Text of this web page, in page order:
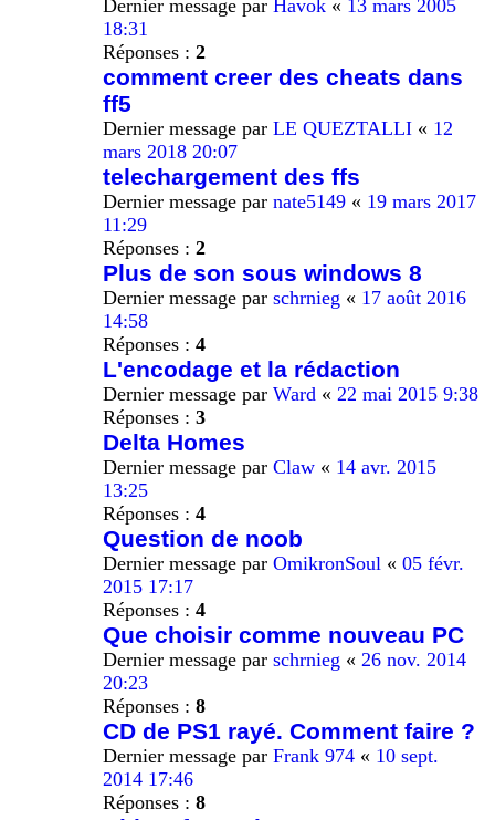
Dernier message par Havok « 13 mars 2005
18:31
Réponses : 2
comment creer des cheats dans
ff5
Dernier message par LE QUEZTALLI « 12
mars 2018 20:07
telechargement des ffs
Dernier message par nate5149 « 19 mars 2017
11:29
Réponses : 2
Plus de son sous windows 8
Dernier message par schrnieg « 17 août 2016
14:58
Réponses : 4
L'encodage et la rédaction
Dernier message par Ward « 22 mai 2015 9:38
Réponses : 3
Delta Homes
Dernier message par Claw « 14 avr. 2015
13:25
Réponses : 4
Question de noob
Dernier message par OmikronSoul « 05 févr.
2015 17:17
Réponses : 4
Que choisir comme nouveau PC
Dernier message par schrnieg « 26 nov. 2014
20:23
Réponses : 8
CD de PS1 rayé. Comment faire ?
Dernier message par Frank 974 « 10 sept.
2014 17:46
Réponses : 8